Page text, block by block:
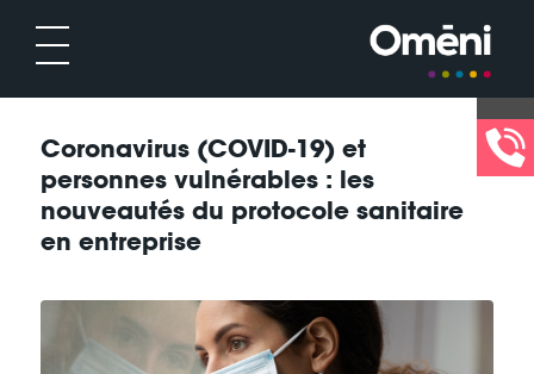
Coronavirus (COVID-19) et
personnes vulnérables : les
nouveautés du protocole sanitaire
en entreprise